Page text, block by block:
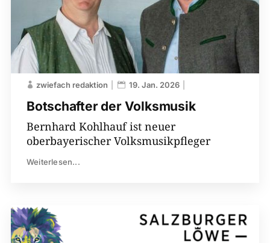
Botschafter der Volksmusik
zwiefach redaktion 19. Jan. 2026
Bernhard Kohlhauf ist neuer
oberbayerischer Volksmusikpfleger
Weiterlesen...